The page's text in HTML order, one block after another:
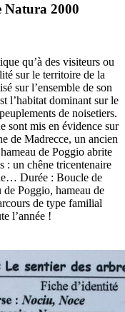
Natura 2000
qu’à des visiteurs ou
sur le territoire de la
sur l’ensemble de son
l’habitat dominant sur le
de noisetiers.
sont mis en évidence sur
de Madrecce, un ancien
de Poggio abrite
: un chêne tricentenaire
Durée : Boucle de
Poggio, hameau de
de type familial
l’année !